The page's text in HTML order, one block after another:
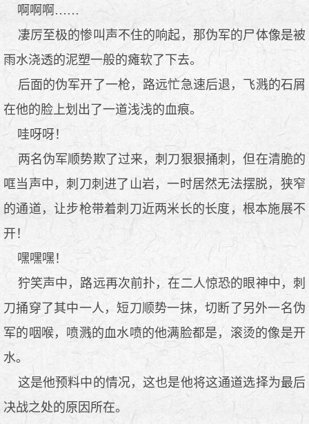
啊啊啊……
凄厉至极的惨叫声不住的响起，那伪军的尸体像是被
雨水浇透的泥塑一般的瘫软了下去。
后面的伪军开了一枪，路远忙急速后退，飞溅的石屑
在他的脸上划出了一道浅浅的血痕。
哇呀呀！
两名伪军顺势欺了过来，刺刀狠狠捅刺，但在清脆的
哐当声中，刺刀刺进了山岩，一时居然无法摆脱，狭窄
的通道，让步枪带着刺刀近两米长的长度，根本施展不
开！
嘿嘿嘿！
狞笑声中，路远再次前扑，在二人惊恐的眼神中，刺
刀捅穿了其中一人，短刀顺势一抹，切断了另外一名伪
军的咽喉，喷溅的血水喷的他满脸都是，滚烫的像是开
水。
这是他预料中的情况，这也是他将这通道选择为最后
决战之处的原因所在。